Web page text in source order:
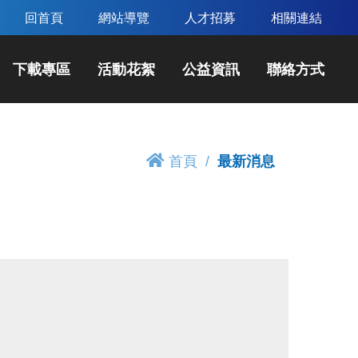
回首頁 網站導覽 人才招募 相關連結
下載專區 活動花絮 公益資訊 聯絡方式
首頁 最新消息